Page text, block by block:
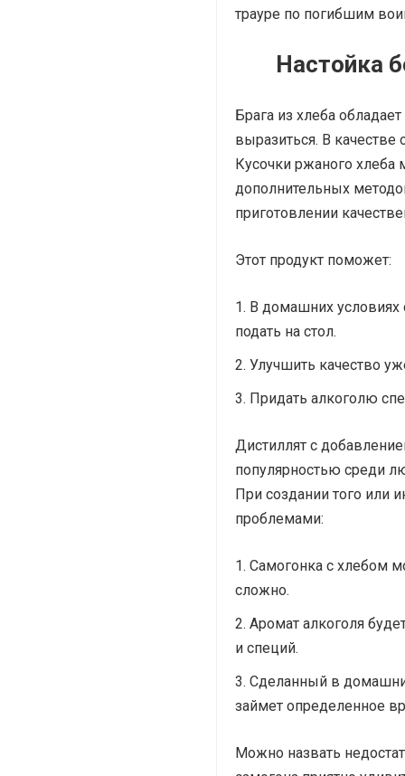
трауре по погибшим
Настойка
Брага из хлеба
выразиться. В качестве
Кусочки ржаного хлеба
дополнительных
приготовлении
Этот продукт поможет:
В домашних условиях
подать на стол.
Улучшить качество
Придать алкоголю
Дистиллят с
популярностью среди
При создании того или
проблемами:
Самогонка с хлебом
сложно.
Аромат алкоголя
и специй.
Сделанный в
займет определенное
Можно назвать